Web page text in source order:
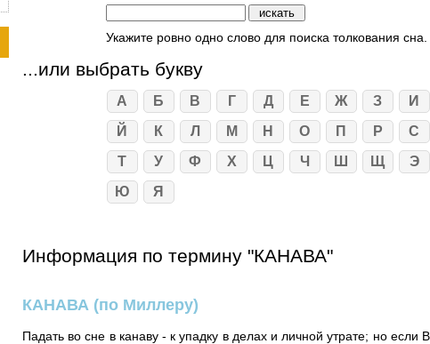
Укажите ровно одно слово для поиска толкования сна.
...или выбрать букву
А Б В Г Д Е Ж З
И
Й
К Л М Н О П Р
С
Т
У Ф Х Ц Ч Ш Щ
Э
Ю
Я
Информация по термину "КАНАВА"
КАНАВА (по Миллеру)
Падать во сне в канаву - к упадку в делах и личной утрате; но если